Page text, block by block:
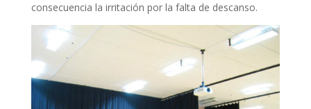
consecuencia la irritación por la falta de descanso.